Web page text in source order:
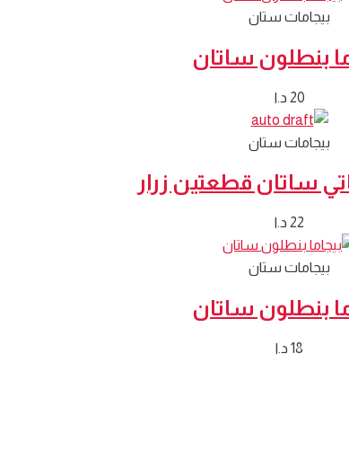
بيجامات ستان
بنطلون ساتان
20 د.ا
بيجامات ستان
ساتان قطعتين زرار
22 د.ا
بيجامات ستان
بنطلون ساتان
18 د.ا